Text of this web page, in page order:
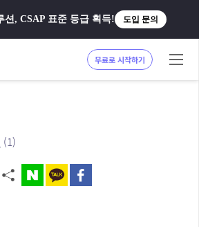
션, CSAP 표준 등급 획득! 도입 문의
무료로 시작하기
(1)